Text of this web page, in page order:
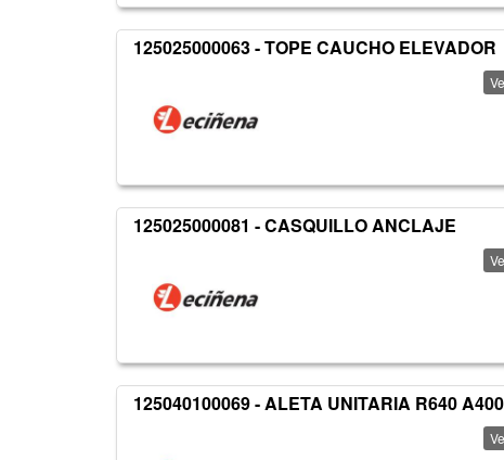
125025000063 - TOPE CAUCHO ELEVADOR
125025000081 - CASQUILLO ANCLAJE
125040100069 - ALETA UNITARIA R640